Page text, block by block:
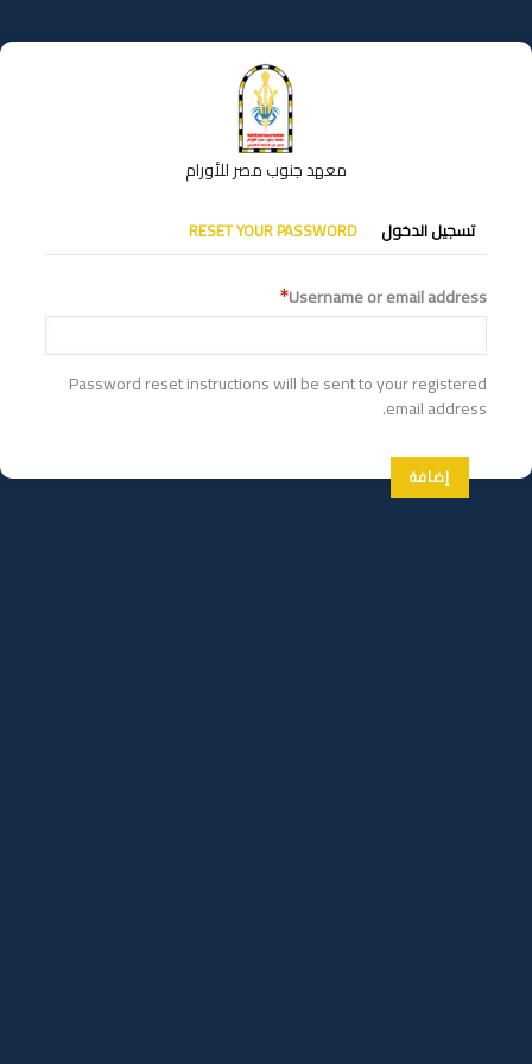
إلى
المحتوى
معهد جنوب مصر للأورام
التبويبات
الأساسية
تسجيل الدخول RESET YOUR PASSWORD
Username or email address
Password reset instructions will be sent to your registered
email address.